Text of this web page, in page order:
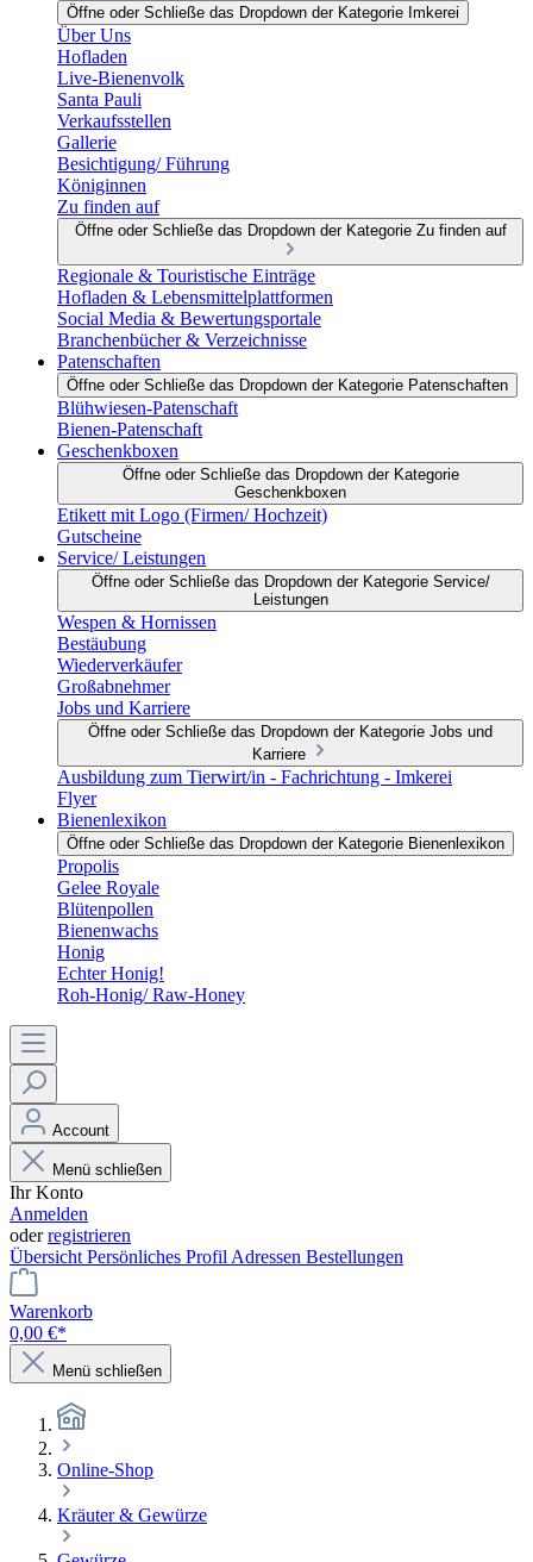
Öffne oder Schließe das Dropdown der Kategorie Imkerei
Über Uns
Hofladen
Live-Bienenvolk
Santa Pauli
Verkaufsstellen
Gallerie
Besichtigung/ Führung
Königinnen
Zu finden auf
Öffne oder Schließe das Dropdown der Kategorie Zu finden auf
Regionale & Touristische Einträge
Hofladen & Lebensmittelplattformen
Social Media & Bewertungsportale
Branchenbücher & Verzeichnisse
Patenschaften
Öffne oder Schließe das Dropdown der Kategorie Patenschaften
Blühwiesen-Patenschaft
Bienen-Patenschaft
Geschenkboxen
Öffne oder Schließe das Dropdown der Kategorie
Geschenkboxen
Etikett mit Logo (Firmen/ Hochzeit)
Gutscheine
Service/ Leistungen
Öffne oder Schließe das Dropdown der Kategorie Service/
Leistungen
Wespen & Hornissen
Bestäubung
Wiederverkäufer
Großabnehmer
Jobs und Karriere
Öffne oder Schließe das Dropdown der Kategorie Jobs und
Karriere
Ausbildung zum Tierwirt/in - Fachrichtung - Imkerei
Flyer
Bienenlexikon
Öffne oder Schließe das Dropdown der Kategorie Bienenlexikon
Propolis
Gelee Royale
Blütenpollen
Bienenwachs
Honig
Echter Honig!
Roh-Honig/ Raw-Honey
Account
Menü schließen
Ihr Konto
Anmelden
oderregistrieren
Übersicht Persönliches Profil Adressen Bestellungen
Warenkorb
0,00 €*
Menü schließen
Online-Shop
Kräuter & Gewürze